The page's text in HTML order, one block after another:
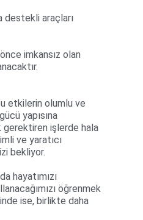
destekli araçları
imkansız olan
etkilerin olumlu ve
yapısına
gerektiren işlerde hala
ve yaratıcı
bekliyor.
hayatımızı
öğrenmek
ise, birlikte daha